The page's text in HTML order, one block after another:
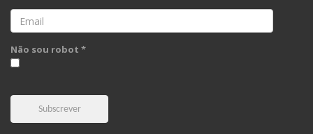
Email
Não sou robot *
Subscrever